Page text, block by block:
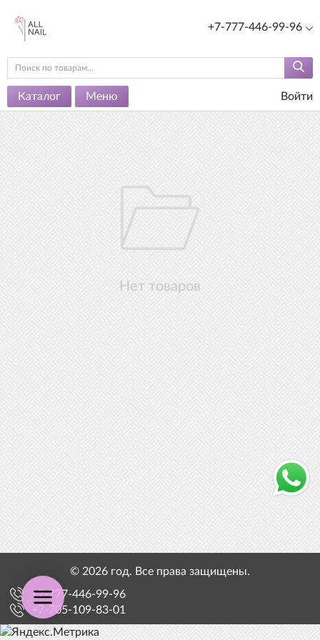
+7-777-446-99-96
Каталог Меню Войти
Нет товаров
© 2026 год. Все права защищены.
+7-777-446-99-96
+7-705-109-83-01